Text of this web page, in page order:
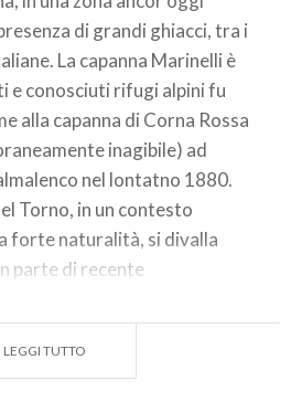
di grandi ghiacci, tra i
La capanna Marinelli è
e conosciuti rifugi alpini fu
alla capanna di Corna Rossa
inagibile) ad
nel lontatno 1880.
Torno, in un contesto
forte naturalità, si divalla
parte di recente
portava al Rif. Marinelli,
i pascoli dell'Alpe
LEGGI TUTTO